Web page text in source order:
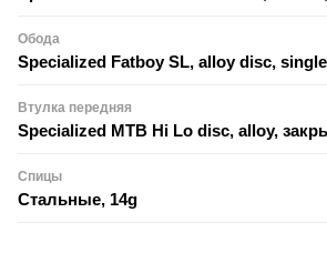
Обода
Specialized Fatboy SL, alloy disc,
Втулка передняя
Specialized MTB Hi Lo disc, alloy,
Спицы
Стальные, 14g